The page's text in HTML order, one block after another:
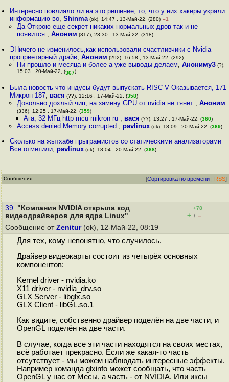
Интересно повлияло ли на это решение, то, что у них хакеры украли
информацию во,Shinma (ok), 14:47 , 13-Май-22, (280) –1
Да Открою еще секрет никаких нормальных дров так и не
появится , Аноним (317), 23:30 , 13-Май-22, (318)
ЭНичего не изменилось,как использовали счастливчики с Nvidia
проприетарный драйв,Аноним (292), 16:58 , 13-Май-22, (292)
Ни прошло и месяца и более а уже выводы делаем, АнонимуЗ(?),
15:03 , 20-Май-22, (367)
Была новость что индусы будут выпускать RISC-V Оказывается, 171
Микрон 187, вася (??), 12:16 , 17-Май-22, (358)
Довольно дохлый чип, на замену GPU от nvidia не тянет , Аноним
(336), 12:25 , 17-Май-22, (359)
Ага, 32 МГц http mcu mikron ru , вася (??), 13:27 , 17-Май-22, (360)
Access denied Memory corrupted , pavlinux(ok), 18:09 , 20-Май-22, (369)
Сколько на жытхабе прыграмистов со статическими анализаторами
Все отметили,pavlinux (ok), 18:04 , 20-Май-22, (368)
Сообщения [Сортировка по времени | RSS]
39. "Компания NVIDIA открыла код
видеодрайверов для ядра Linux"
+78
+ / –
Сообщение от Zenitur(ok), 12-Май-22, 08:19
Для тех, кому непонятно, что случилось.
Драйвер видеокарты состоит из четырёх основных
компонентов:
Kernel driver - nvidia.ko
X11 driver - nvidia_drv.so
GLX Server - libglx.so
GLX Client - libGL.so.1
Как видите, собственно драйвер поделён на две части, и
OpenGL поделён на две части.
В случае, когда все эти части находятся на своих местах,
всё работает прекрасно. Если же какая-то часть
отсутствует - мы можем наблюдать интересные эффекты.
Например команда glxinfo может сообщать, что часть
OpenGL у нас от Месы, а часть - от NVIDIA. Или иксы